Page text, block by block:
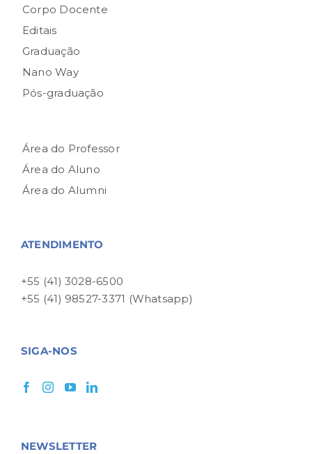
Corpo Docente
Editais
Graduação
Nano Way
Pós-graduação
Área do Professor
Área do Aluno
Área do Alumni
ATENDIMENTO
+55 (41) 3028-6500
+55 (41) 98527-3371 (Whatsapp)
SIGA-NOS
NEWSLETTER